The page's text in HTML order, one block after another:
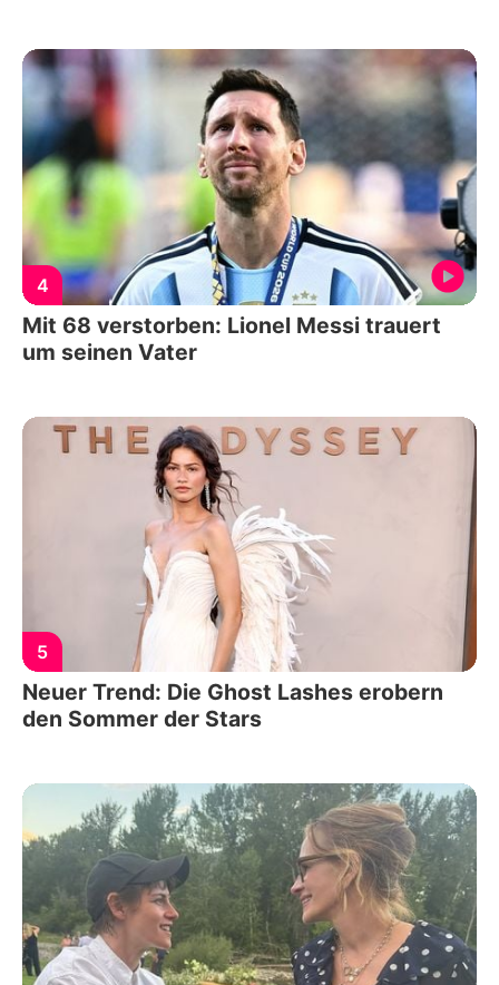
4
Mit 68 verstorben: Lionel Messi trauert
um seinen Vater
5
Neuer Trend: Die Ghost Lashes erobern
den Sommer der Stars